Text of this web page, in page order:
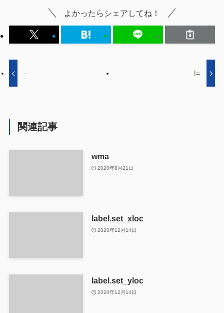
よかったらシェアしてね！
- !=
関連記事
wma
2020年8月21日
label.set_xloc
2020年12月14日
label.set_yloc
2020年12月14日